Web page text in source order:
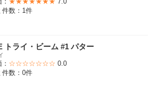
件数：1件
トライ・ビーム #1 パター
☆☆☆☆☆☆☆ 0.0
件数：0件